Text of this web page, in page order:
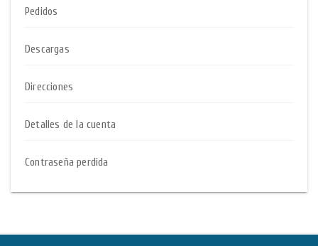
Pedidos
Descargas
Direcciones
Detalles de la cuenta
Contraseña perdida